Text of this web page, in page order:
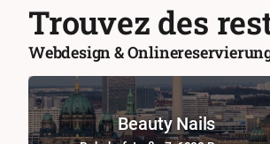
Trouvez des
Webdesign &
Beauty Nails